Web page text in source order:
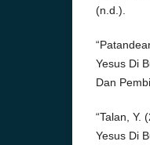
(n.d.).
Yesus Di
Dan
“Talan, Y.
Yesus Di